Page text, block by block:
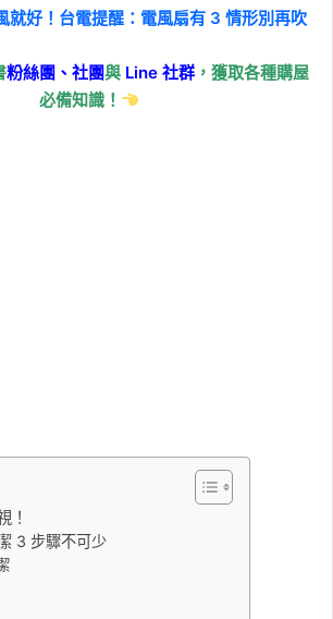
就好！台電提醒：電風扇有 3 情形別再吹
粉絲團、社團與 Line社群 ，獲取各種購屋
必備知識！
！
3 步驟不可少